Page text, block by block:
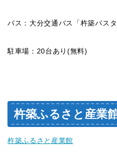
バス：大分交通バス「杵築バス
駐車場：20台あり(無料)
杵築ふるさと産業
杵築ふるさと産業館